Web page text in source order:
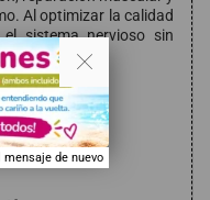
Al optimizar la calidad
sistema nervioso sin
.
de nuevo